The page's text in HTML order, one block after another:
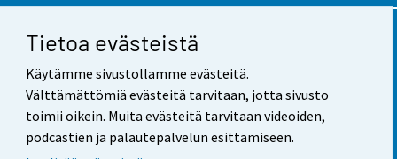
Tietoa evästeistä
Käytämme sivustollamme evästeitä.
Välttämättömiä evästeitä tarvitaan, jotta sivusto
toimii oikein. Muita evästeitä tarvitaan videoiden,
podcastien ja palautepalvelun esittämiseen.
Yhteystiedot
Palaute
Käyttöehdot